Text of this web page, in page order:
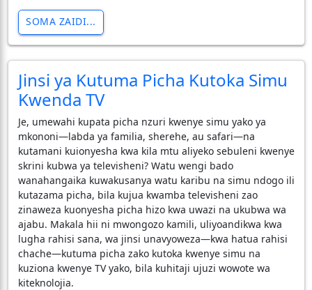
SOMA ZAIDI...
Jinsi ya Kutuma Picha Kutoka Simu
Kwenda TV
​Je, umewahi kupata picha nzuri kwenye simu yako ya
mkononi—labda ya familia, sherehe, au safari—na
kutamani kuionyesha kwa kila mtu aliyeko sebuleni kwenye
skrini kubwa ya televisheni? Watu wengi bado
wanahangaika kuwakusanya watu karibu na simu ndogo ili
kutazama picha, bila kujua kwamba televisheni zao
zinaweza kuonyesha picha hizo kwa uwazi na ukubwa wa
ajabu. Makala hii ni mwongozo kamili, uliyoandikwa kwa
lugha rahisi sana, wa jinsi unavyoweza—kwa hatua rahisi
chache—kutuma picha zako kutoka kwenye simu na
kuziona kwenye TV yako, bila kuhitaji ujuzi wowote wa
kiteknolojia.